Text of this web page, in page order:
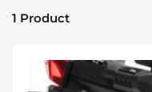
1 Product